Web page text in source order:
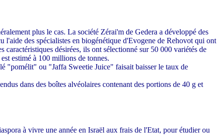
plus le cas. La société Zérai'm de Gedera a développé des
l'aide des spécialistes en biogénétique d'Evogene de Rehovot qui ont
désirées, ils ont sélectionné sur 50 000 variétés de
estimé à 100 millions de tonnes.
"pomélit" ou "Jaffa Sweetie Juice" faisait baisser le taux de
dans des boîtes alvéolaires contenant des portions de 40 g et
à vivre une année en Israël aux frais de l'Etat, pour étudier ou